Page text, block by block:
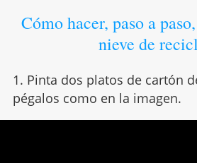
Cómo hacer, paso a
nieve de
1. Pinta dos platos de cartón
pégalos como en la imagen.